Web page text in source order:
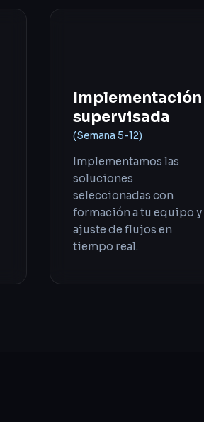
Implementación
supervisada
(Semana 5-12)
Implementamos las
soluciones
seleccionadas con
formación a tu equipo y
ajuste de flujos en
tiempo real.